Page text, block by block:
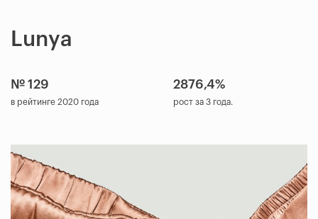
Lunya
№ 129
в рейтинге 2020 года
2876,4%
рост за 3 года.